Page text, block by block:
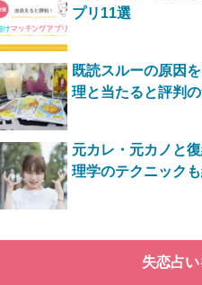
プリ11選
既読スルーの原因
理と当たると評判
元カレ・元カノと
理学のテクニック
失恋占い